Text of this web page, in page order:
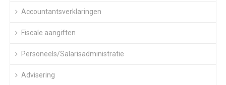
Accountantsverklaringen
Fiscale aangiften
Personeels/Salarisadministratie
Advisering